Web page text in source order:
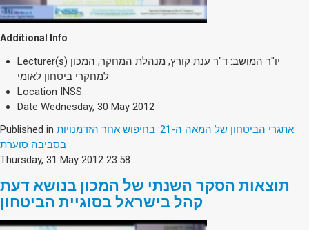
Additional Info
Lecturer(s) יו"ר המושב: ד"ר ענת קורץ, מנהלת המחקר, המכון
למחקרי ביטחון לאומי
Location INSS
Date Wednesday, 30 May 2012
Published in אתגרי הביטחון של המאה ה-21: בחיפוש אחר הזדמנויות
בסביבה סוערת
Thursday, 31 May 2012 23:58
תוצאות הסקר השנתי של המכון בנושא דעת
קהל בישראל בסוגיית הביטחון